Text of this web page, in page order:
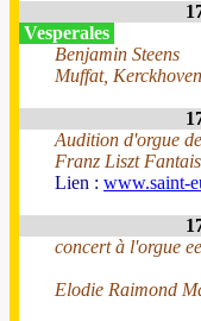
Vesperales
Benjamin Steens
Muffat,
Audition d'orgue
Franz Liszt
Lien : www.saint-
concert à l'orgue
Elodie Raimond